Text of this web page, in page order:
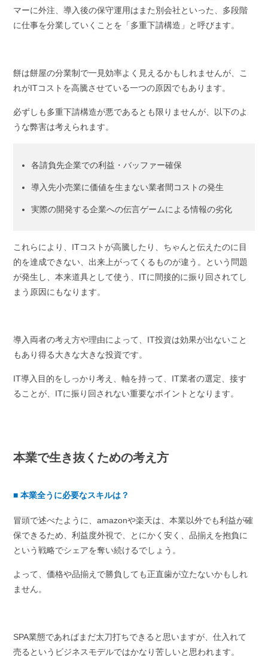
マーに外注、導入後の保守運用はまた別会社といった、多段階
に仕事を分業していくことを「多重下請構造」と呼びます。
餅は餅屋の分業制で一見効率よく見えるかもしれませんが、こ
れがITコストを高騰させている一つの原因でもあります。
必ずしも多重下請構造が悪であるとも限りませんが、以下のよ
うな弊害は考えられます。
各請負先企業での利益・バッファー確保
導入先小売業に価値を生まない業者間コストの発生
実際の開発する企業への伝言ゲームによる情報の劣化
これらにより、ITコストが高騰したり、ちゃんと伝えたのに目
的を達成できない、出来上がってくるものが違う。という問題
が発生し、本来道具として使う、ITに間接的に振り回されてし
まう原因にもなります。
導入両者の考え方や理由によって、IT投資は効果が出ないこと
もあり得る大きな大きな投資です。
IT導入目的をしっかり考え、軸を持って、IT業者の選定、接す
ることが、ITに振り回されない重要なポイントとなります。
本業で生き抜くための考え方
■本業全うに必要なスキルは？
冒頭で述べたように、amazonや楽天は、本業以外でも利益が確
保できるため、利益度外視で、とにかく安く、品揃えを抱負に
という戦略でシェアを奪い続けるでしょう。
よって、価格や品揃えで勝負しても正直歯が立たないかもしれ
ません。
SPA業態であればまだ太刀打ちできると思いますが、仕入れて
売るというビジネスモデルではかなり苦しいと思われます。